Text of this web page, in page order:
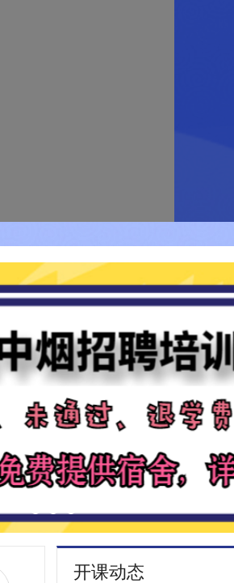
开课动态